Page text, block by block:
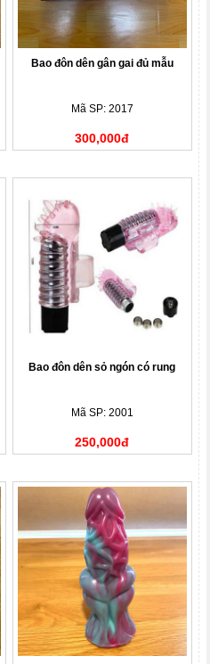
Bao đôn dên gân gai đủ mẫu
Mã SP: 2017
300,000đ
Bao đôn dên sỏ ngón có rung
Mã SP: 2001
250,000đ